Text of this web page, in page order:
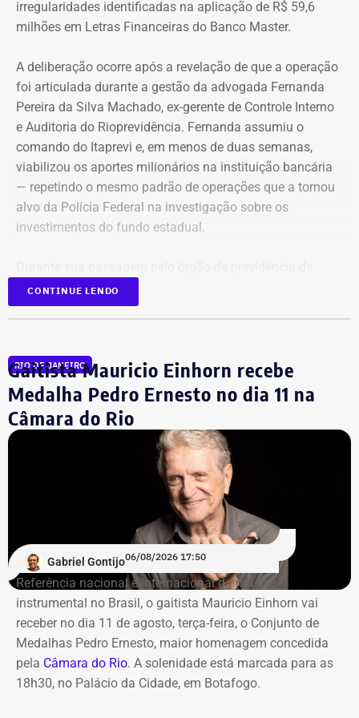
Declaração de bens de Alex Melim em 2026 — Foto:
Reprodução/Divulgacand
irregularidades identificadas na aplicação de R$ 59,6
milhões em Letras Financeiras do Banco Master.
A deliberação ocorre após a revelação de que a operação
foi articulada durante a gestão da advogada Fernanda
Pereira da Silva Machado, ex-gerente de Controle Interno
e Auditoria do Rioprevidência. Fernanda assumiu o
comando do Itaprevi e, em menos de duas semanas,
viabilizou os aportes milionários na instituição bancária
— repetindo o mesmo padrão de operações que a tornou
alvo da Polícia Federal na investigação sobre os
investimentos do fundo estadual.
Itaguaí, a ex-gerente do Rioprevidência também
para a estrutura interna o ex-policial federal Jayme Alves
Youssef.
Mais de 20% da carteira
compremetida sob ‘risco de default’
De acordo com o relatório de auditoria do TCE-RJ, os R$
59,6 milhões alocados no Banco Master entre junho e
julho de 2024 representavam mais de 20% de toda a
carteira de investimentos do Itaprevi. A equipe técnica do
Tribunal classificou o processo decisório como
“negligente e temerário”.
Entre os principais pontos apontados pela auditoria
estão:
Mudança brusca na estratégia de investimento: a
CONTINUE LENDO
RIO DE JANEIRO
Gaitista Mauricio Einhorn recebe
Medalha Pedro Ernesto no dia 11 na
Câmara do Rio
Gabriel Gontijo06/08/2026 17:50
Referência nacional e internacional da música
instrumental no Brasil, o gaitista Mauricio Einhorn vai
receber no dia 11 de agosto, terça-feira, o Conjunto de
Medalhas Pedro Ernesto, maior homenagem concedida
pela Câmara do Rio. A solenidade está marcada para as
18h30, no Palácio da Cidade, em Botafogo.